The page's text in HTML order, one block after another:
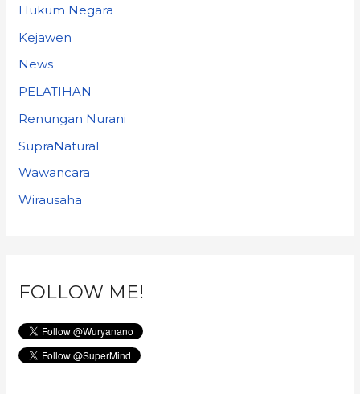
Hukum Negara
Kejawen
News
PELATIHAN
Renungan Nurani
SupraNatural
Wawancara
Wirausaha
FOLLOW ME!